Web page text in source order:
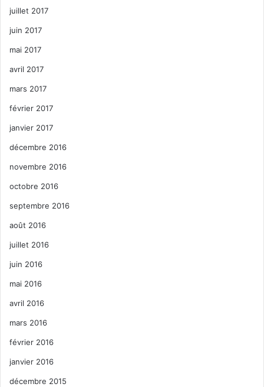
juillet 2017
juin 2017
mai 2017
avril 2017
mars 2017
février 2017
janvier 2017
décembre 2016
novembre 2016
octobre 2016
septembre 2016
août 2016
juillet 2016
juin 2016
mai 2016
avril 2016
mars 2016
février 2016
janvier 2016
décembre 2015